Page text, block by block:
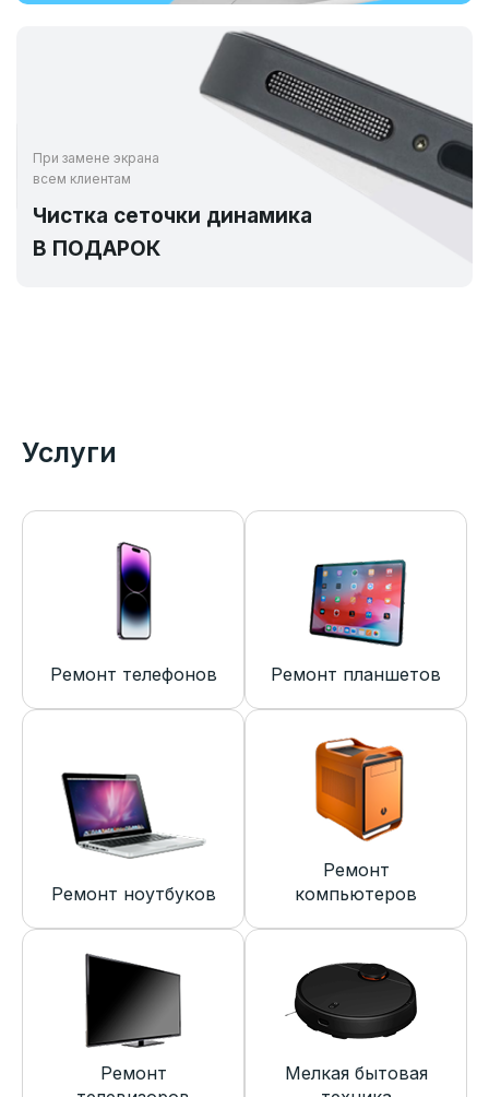
При замене экрана
всем клиентам
Чистка сеточки динамика
В ПОДАРОК
Услуги
Ремонт телефонов Ремонт планшетов
Ремонт ноутбуков
Ремонт
компьютеров
Ремонт
Мелкая бытовая